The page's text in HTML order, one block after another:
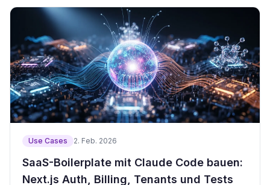
Use Cases 2. Feb. 2026
SaaS-Boilerplate mit Claude Code bauen:
Next.js Auth, Billing, Tenants und Tests